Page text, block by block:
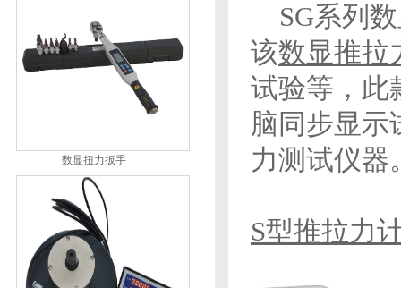
数显扭力扳手
SG系列
该数显推拉
试验等，此
脑同步显示
力测试仪
S型推拉力